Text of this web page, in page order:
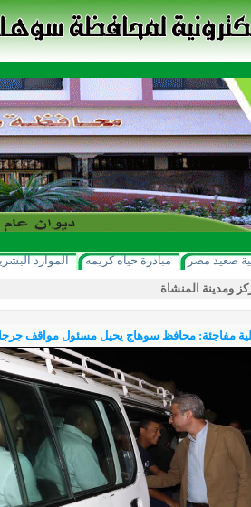
صعيد مصر مبادرة حياه كريمه الموارد
ومدينة المنشاة
مفاجئة: محافظ سوهاج يحيل مسئول مواقف